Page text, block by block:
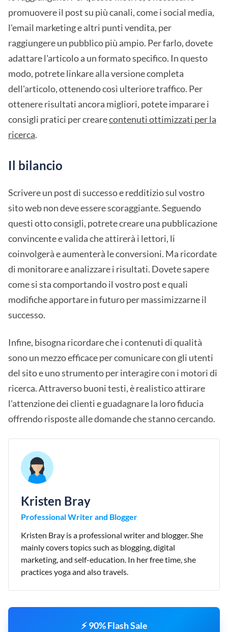
promuovere il post su più canali, come i social media,
l'email marketing e altri punti vendita, per
raggiungere un pubblico più ampio. Per farlo, dovete
adattare l'articolo a un formato specifico. In questo
modo, potrete linkare alla versione completa
dell'articolo, ottenendo così ulteriore traffico. Per
ottenere risultati ancora migliori, potete imparare i
consigli pratici per crearecontenuti ottimizzati per la
ricerca.
Il bilancio
Scrivere un post di successo e redditizio sul vostro
sito web non deve essere scoraggiante. Seguendo
questi otto consigli, potrete creare una pubblicazione
convincente e valida che attirerà i lettori, li
coinvolgerà e aumenterà le conversioni. Ma ricordate
di monitorare e analizzare i risultati. Dovete sapere
come si sta comportando il vostro post e quali
modifiche apportare in futuro per massimizzarne il
successo.
Infine, bisogna ricordare che i contenuti di qualità
sono un mezzo efficace per comunicare con gli utenti
del sito e uno strumento per interagire con i motori di
ricerca. Attraverso buoni testi, è realistico attirare
l'attenzione dei clienti e guadagnare la loro fiducia
offrendo risposte alle domande che stanno cercando.
Kristen Bray
Professional Writer and Blogger
Kristen Bray is a professional writer and blogger. She
mainly covers topics such as blogging, digital
marketing, and self-education. In her free time, she
practices yoga and also travels.
⚡ 90% Flash Sale